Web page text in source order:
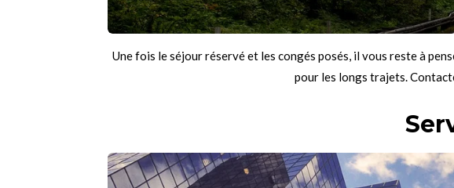
Une fois le séjour réservé et les congés posés, il vous reste à
pour les longs trajets.